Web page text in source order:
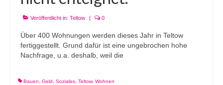
Veröffentlicht in: Teltow | 0
Über 400 Wohnungen werden dieses Jahr in Teltow
fertiggestellt. Grund dafür ist eine ungebrochen hohe
Nachfrage, u.a. deshalb, weil die
Bauen Geld Soziales Teltow, Wohnen